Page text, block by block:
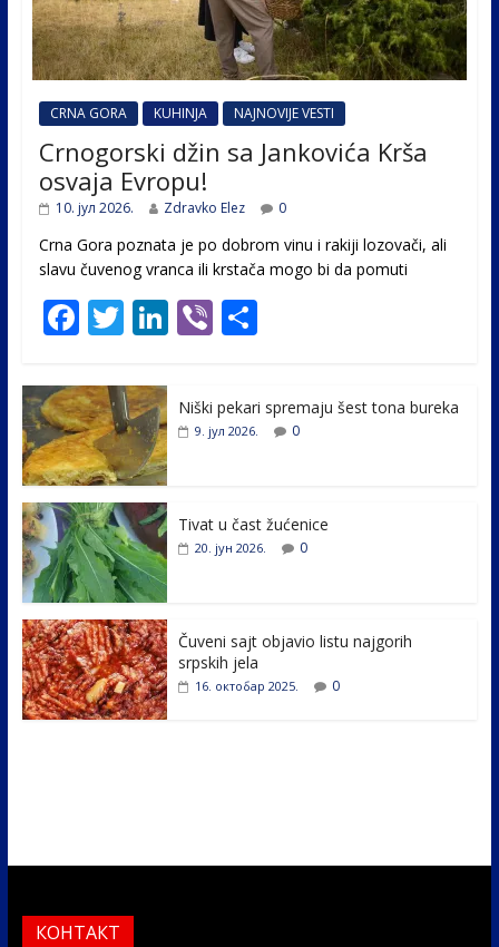
CRNA GORA KUHINJA NAJNOVIJE VESTI
Crnogorski džin sa Jankovića Krša
osvaja Evropu!
10. јул 2026. Zdravko Elez 0
Crna Gora poznata je po dobrom vinu i rakiji lozovači, ali
slavu čuvenog vranca ili krstača mogo bi da pomuti
F
e
b
o
o
k
T
itt
er
Li
e
Vi
er
S
e
Niški pekari spremaju šest tona bureka
9. јул 2026. 0
Tivat u čast žućenice
20. јун 2026. 0
Čuveni sajt objavio listu najgorih
srpskih jela
16. октобар 2025. 0
КОНТАКТ